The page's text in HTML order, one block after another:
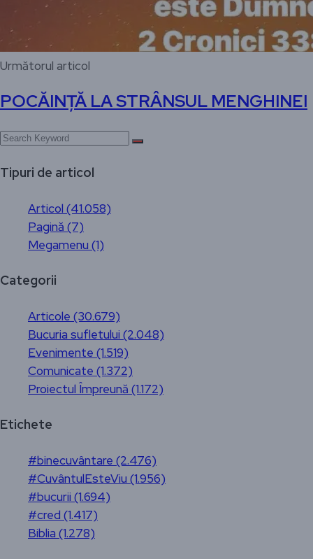
Următorul articol
POCĂINȚĂ LA STRÂNSUL MENGHINEI
Tipuri de articol
Articol (41.058)
Pagină (7)
Megamenu (1)
Categorii
Articole (30.679)
Bucuria sufletului (2.048)
Evenimente (1.519)
Comunicate (1.372)
Proiectul Împreună (1.172)
Etichete
#binecuvântare (2.476)
#CuvântulEsteViu (1.956)
#bucurii (1.694)
#cred (1.417)
Biblia (1.278)